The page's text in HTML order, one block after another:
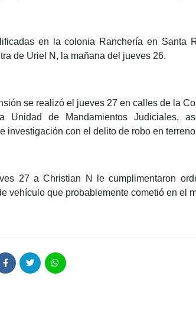
en la colonia Ranchería en Santa
de Uriel N, la mañana del jueves 26.
se realizó el jueves 27 en calles de la
Unidad de Mandamientos Judiciales,
investigación con el delito de robo en
27 a Christian N le cumplimentaron
vehículo que probablemente cometió en el